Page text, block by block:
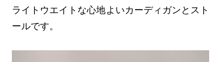
ライトウエイトな心地よいカーディガンとスト
ールです。